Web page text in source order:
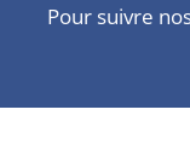
Pour suivre